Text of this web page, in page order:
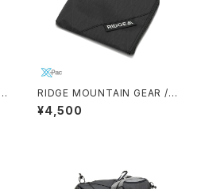
RIDGE MOUNTAIN GEAR / R
-ZIP WALLET（X-PAC）
¥4,500